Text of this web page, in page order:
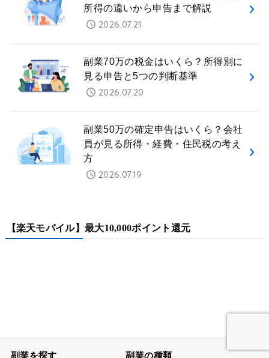
所得の違いから申告まで解説
2026.07.21
副業70万の税金はいくら？所得別に
見る申告と5つの判断基準
2026.07.20
副業50万の確定申告はいくら？会社
員が見る所得・経費・住民税の考え
方
2026.07.19
【楽天モバイル】最大10,000ポイント還元
副業を探す 副業の種類